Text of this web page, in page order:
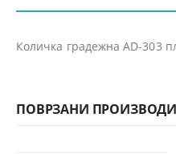
Количка градежна AD-303
ПОВРЗАНИ ПРОИЗВОДИ